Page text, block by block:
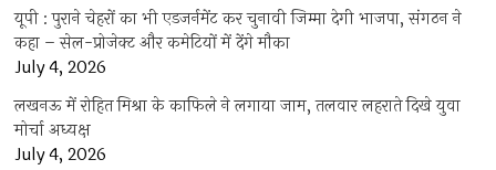
यूपी : पुराने चेहरों का भी एडजर्नमेंट कर चुनावी जिम्मा देगी भाजपा, संगठन ने
कहा – सेल-प्रोजेक्ट और कमेटियों में देंगे मौका
July 4, 2026
लखनऊ में रोहित मिश्रा के काफिले ने लगाया जाम, तलवार लहराते दिखे युवा
मोर्चा अध्यक्ष
July 4, 2026